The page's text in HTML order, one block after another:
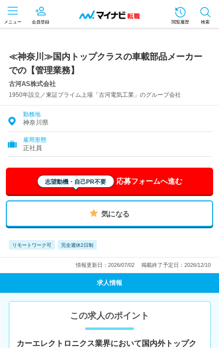
メニュー 会員登録 閲覧履歴 検索
≪神奈川≫国内トップクラスの車載部品メーカー
での【管理業務】
古河AS株式会社
1950年設立／東証プライム上場「古河電気工業」のグループ会社
勤務地
神奈川県
雇用形態
正社員
志望動機・自己PR不要 応募フォームへ進む
気になる
リモートワーク可 完全週休2日制
情報更新日：2026/07/02 掲載終了予定日：2026/12/10
求人情報
この求人のポイント
カーエレクトロニクス業界において国内外トップク